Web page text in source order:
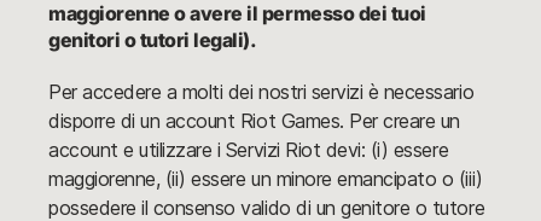
maggiorenne o avere il permesso dei tuoi
genitori o tutori legali).
Per accedere a molti dei nostri servizi è necessario
disporre di un account Riot Games. Per creare un
account e utilizzare i Servizi Riot devi: (i) essere
maggiorenne, (ii) essere un minore emancipato o (iii)
possedere il consenso valido di un genitore o tutore